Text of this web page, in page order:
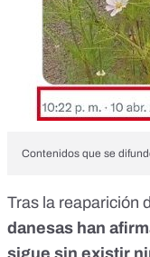
Contenidos que se
Tras la reaparición
danesas han